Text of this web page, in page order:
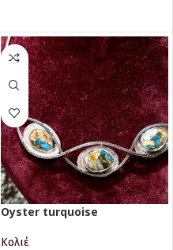
Oyster turquoise
Κολιέ